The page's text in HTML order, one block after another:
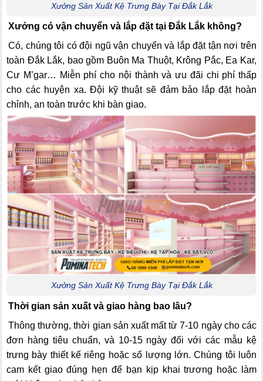
Xưởng Sản Xuất Kệ Trưng Bày Tại Đắk Lắk
Xưởng có vận chuyển và lắp đặt tại Đắk Lắk không?
Có, chúng tôi có đội ngũ vận chuyển và lắp đặt tận nơi trên
toàn Đắk Lắk, bao gồm Buôn Ma Thuột, Krông Pắc, Ea Kar,
Cư M’gar… Miễn phí cho nội thành và ưu đãi chi phí thấp
cho các huyện xa. Đội kỹ thuật sẽ đảm bảo lắp đặt hoàn
chỉnh, an toàn trước khi bàn giao.
Xưởng Sản Xuất Kệ Trưng Bày Tại Đắk Lắk
Thời gian sản xuất và giao hàng bao lâu?
Thông thường, thời gian sản xuất mất từ 7-10 ngày cho các
đơn hàng tiêu chuẩn, và 10-15 ngày đối với các mẫu kệ
trưng bày thiết kế riêng hoặc số lượng lớn. Chúng tôi luôn
cam kết giao đúng hẹn để bạn kịp khai trương hoặc làm